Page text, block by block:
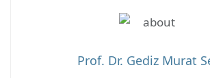
Prof. Dr. Gediz Murat